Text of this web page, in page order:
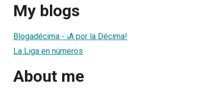
My blogs
Blogadécima - ¡A por la Décima!
La Liga en números
About me